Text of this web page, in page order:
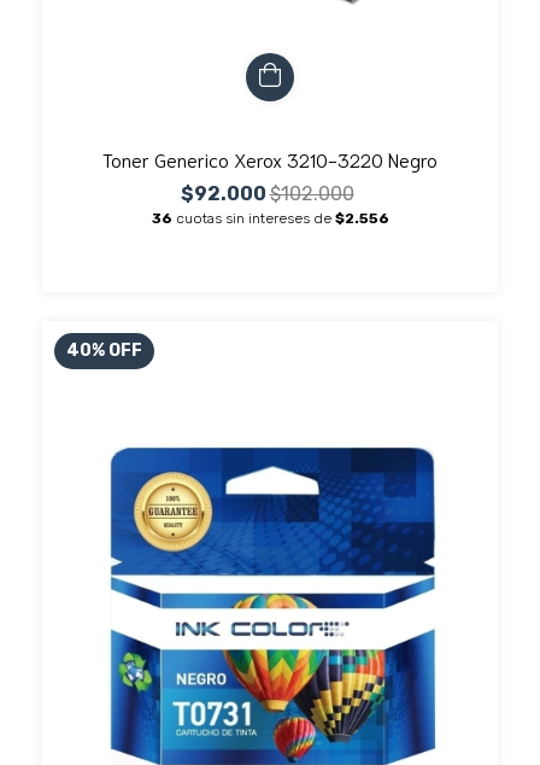
Toner Generico Xerox 3210-3220 Negro
$92.000$102.000
36 cuotas sin intereses de $2.556
40% OFF